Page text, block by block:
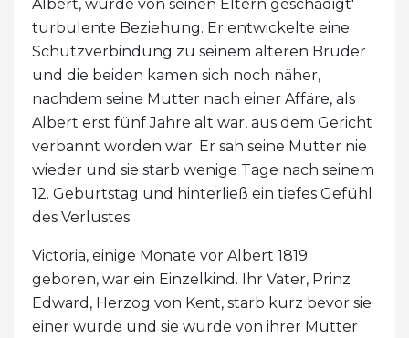
Albert, wurde von seinen Eltern geschädigt'
turbulente Beziehung. Er entwickelte eine
Schutzverbindung zu seinem älteren Bruder
und die beiden kamen sich noch näher,
nachdem seine Mutter nach einer Affäre, als
Albert erst fünf Jahre alt war, aus dem Gericht
verbannt worden war. Er sah seine Mutter nie
wieder und sie starb wenige Tage nach seinem
12. Geburtstag und hinterließ ein tiefes Gefühl
des Verlustes.
Victoria, einige Monate vor Albert 1819
geboren, war ein Einzelkind. Ihr Vater, Prinz
Edward, Herzog von Kent, starb kurz bevor sie
einer wurde und sie wurde von ihrer Mutter